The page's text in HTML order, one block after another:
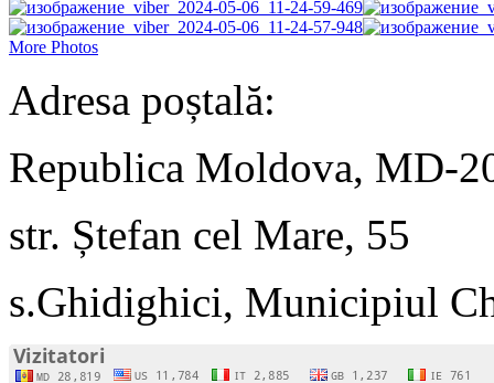
More Photos
Adresa poștală:
Republica Moldova, MD-
str. Ștefan cel Mare, 55
s.Ghidighici, Municipiul